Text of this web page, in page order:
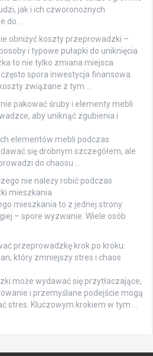
jak i ich czworonożnych
do …
obniżyć koszty przeprowadzki –
i typowe pułapki do uniknięcia
to nie tylko zmiana miejsca
spora inwestycja finansowa.
związane z tym …
pakować śruby i elementy mebli
aby uniknąć zgubienia i
elementów mebli podczas
się drobnym szczegółem, ale
do chaosu …
nie należy robić podczas
mieszkania
mieszkania to z jednej strony
– spore wyzwanie. Wiele osób
przeprowadzkę krok po kroku:
który zmniejszy stres i chaos
może wydawać się przytłaczające,
i przemyślane podejście mogą
stres. Kluczowym krokiem w tym …